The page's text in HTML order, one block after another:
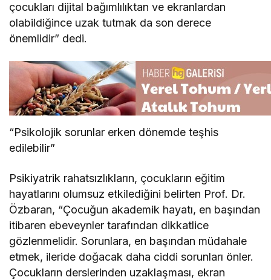
çocukları dijital bağımlılıktan ve ekranlardan
olabildiğince uzak tutmak da son derece
önemlidir” dedi.
“Psikolojik sorunlar erken dönemde teşhis
edilebilir”
Psikiyatrik rahatsızlıkların, çocukların eğitim
hayatlarını olumsuz etkilediğini belirten Prof. Dr.
Özbaran, “Çocuğun akademik hayatı, en başından
itibaren ebeveynler tarafından dikkatlice
gözlenmelidir. Sorunlara, en başından müdahale
etmek, ileride doğacak daha ciddi sorunları önler.
Çocukların derslerinden uzaklaşması, ekran